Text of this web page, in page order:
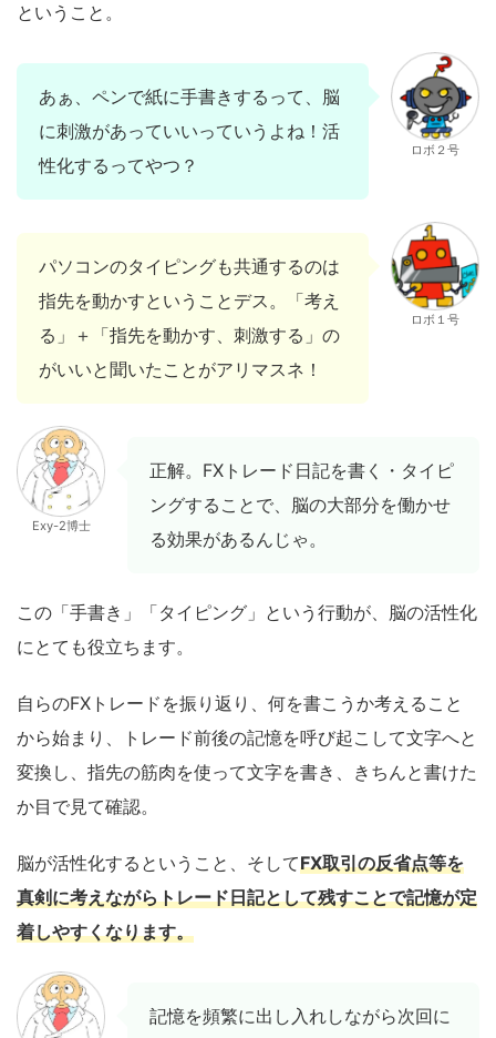
ということ。
あぁ、ペンで紙に手書きするって、脳
に刺激があっていいっていうよね！活
性化するってやつ？
ロボ２号
パソコンのタイピングも共通するのは
指先を動かすということデス。「考え
る」＋「指先を動かす、刺激する」の
がいいと聞いたことがアリマスネ！
ロボ１号
Exy-2博士
正解。FXトレード日記を書く・タイピ
ングすることで、脳の大部分を働かせ
る効果があるんじゃ。
この「手書き」「タイピング」という行動が、脳の活性化
にとても役立ちます。
自らのFXトレードを振り返り、何を書こうか考えること
から始まり、トレード前後の記憶を呼び起こして文字へと
変換し、指先の筋肉を使って文字を書き、きちんと書けた
か目で見て確認。
脳が活性化するということ、そしてFX取引の反省点等を
真剣に考えながらトレード日記として残すことで記憶が定
着しやすくなります。
記憶を頻繁に出し入れしながら次回に